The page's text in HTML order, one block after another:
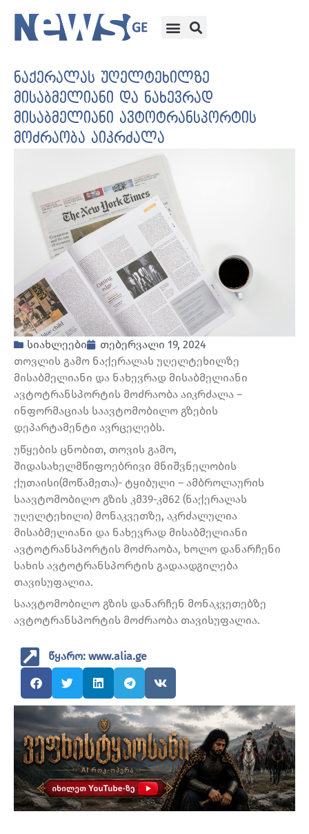
ნაქერალას უღელტეხილზე
მისაბმელიანი და ნახევრად
მისაბმელიანი ავტოტრანსპორტის
მოძრაობა აიკრძალა
სიახლეები
თებერვალი 19, 2024
თოვლის გამო ნაქერალას უღელტეხილზე
მისაბმელიანი და ნახევრად მისაბმელიანი
ავტოტრანსპორტის მოძრაობა აიკრძალა –
ინფორმაციას საავტომობილო გზების
დეპარტამენტი ავრცელებს.
უწყების ცნობით, თოვის გამო,
შიდასახელმწიფოებრივი მნიშვნელობის
ქუთაისი(მოწამეთა)- ტყიბული – ამბროლაურის
საავტომობილო გზის კმ39-კმ62 (ნაქერალას
უღელტეხილი) მონაკვეთზე, აკრძალულია
მისაბმელიანი და ნახევრად მისაბმელიანი
ავტოტრანსპორტის მოძრაობა, ხოლო დანარჩენი
სახის ავტოტრანსპორტის გადაადგილება
თავისუფალია.
საავტომობილო გზის დანარჩენ მონაკვეთებზე
ავტოტრანსპორტის მოძრაობა თავისუფალია.
წყარო: www.alia.ge